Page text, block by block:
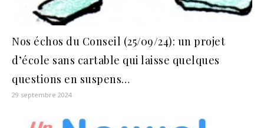
Nos échos du Conseil (25/09/24): un projet
d’école sans cartable qui laisse quelques
questions en suspens…
29 septembre 2024